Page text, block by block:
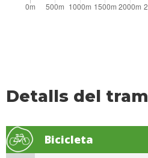
Detalls del tram
Bicicleta